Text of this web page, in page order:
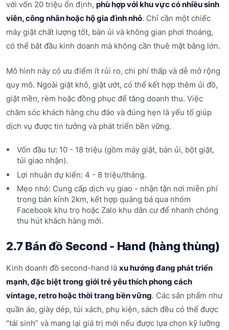
với vốn 20 triệu ổn định, phù hợp với khu vực có nhiều sinh
viên, công nhân hoặc hộ gia đình nhỏ. Chỉ cần một chiếc
máy giặt chất lượng tốt, bàn ủi và không gian phơi thoáng,
có thể bắt đầu kinh doanh mà không cần thuê mặt bằng lớn.
Mô hình này có ưu điểm ít rủi ro, chi phí thấp và dễ mở rộng
quy mô. Ngoài giặt khô, giặt ướt, có thể kết hợp thêm ủi đồ,
giặt mền, rèm hoặc đồng phục để tăng doanh thu. Việc
chăm sóc khách hàng chu đáo và đúng hẹn là yếu tố giúp
dịch vụ được tin tưởng và phát triển bền vững.
Vốn đầu tư: 10 - 18 triệu (gồm máy giặt, bàn ủi, bột giặt,
túi giao nhận).
Lợi nhuận dự kiến: 4 - 8 triệu/tháng.
Mẹo nhỏ: Cung cấp dịch vụ giao - nhận tận nơi miễn phí
trong bán kính 2km, kết hợp quảng bá qua nhóm
Facebook khu trọ hoặc Zalo khu dân cư để nhanh chóng
thu hút khách hàng mới.
2.7 Bán đồ Second - Hand (hàng thùng)
Kinh doanh đồ second-hand là xu hướng đang phát triển
mạnh, đặc biệt trong giới trẻ yêu thích phong cách
vintage, retro hoặc thời trang bền vững. Các sản phẩm như
quần áo, giày dép, túi xách, phụ kiện, sách đều có thể được
“tái sinh” và mang lại giá trị mới nếu được lựa chọn kỹ lưỡng